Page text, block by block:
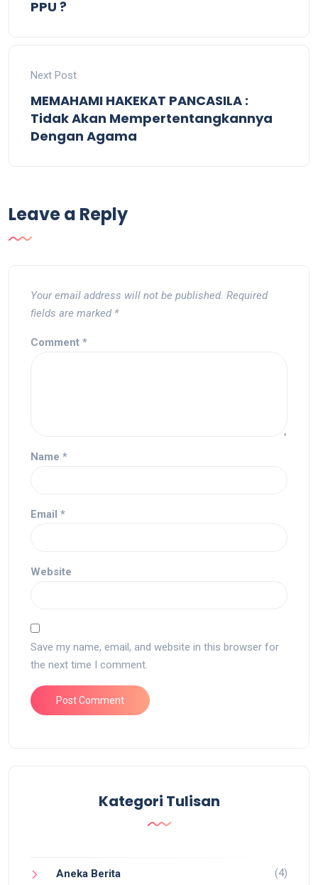
PPU ?
Next Post
MEMAHAMI HAKEKAT PANCASILA :
Tidak Akan Mempertentangkannya
Dengan Agama
Leave a Reply
Your email address will not be published. Required
fields are marked *
Comment *
Name *
Email *
Website
Save my name, email, and website in this browser for
the next time I comment.
Kategori Tulisan
Aneka Berita (4)